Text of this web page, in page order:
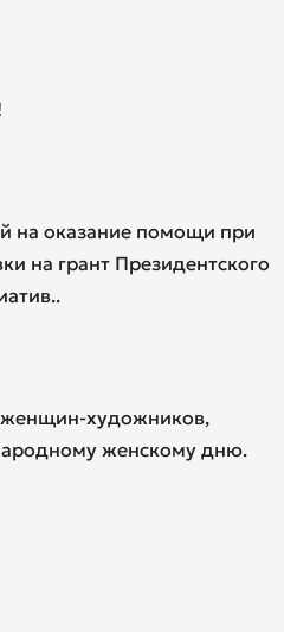
на оказание помощи при
на грант Президентского
женщин-художников,
женскому дню.